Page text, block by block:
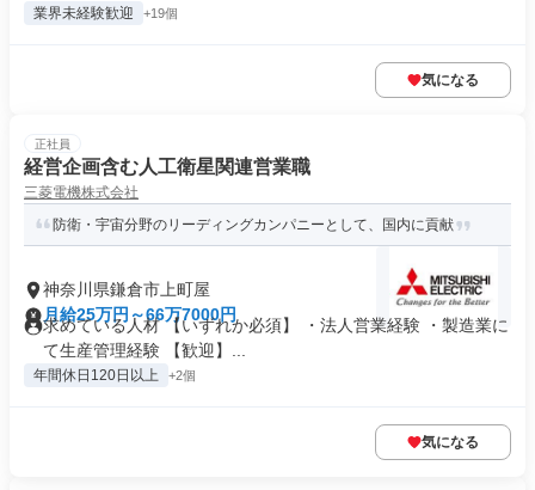
業界未経験歓迎 +19個
気になる
正社員
経営企画含む人工衛星関連営業職
三菱電機株式会社
防衛・宇宙分野のリーディングカンパニーとして、国内に貢献
神奈川県鎌倉市上町屋
月給25万円～66万7000円
求めている人材 【いずれか必須】 ・法人営業経験 ・製造業に
て生産管理経験 【歓迎】...
年間休日120日以上 +2個
気になる